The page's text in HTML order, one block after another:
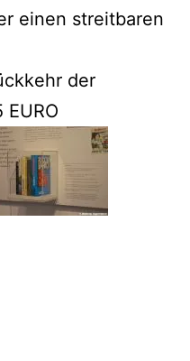
einen streitbaren
der